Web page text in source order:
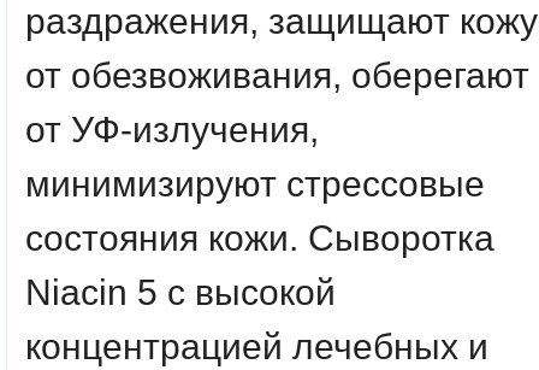
раздражения, защищают кожу
от обезвоживания, оберегают
от УФ-излучения,
минимизируют стрессовые
состояния кожи. Сыворотка
Niacin 5 с высокой
концентрацией лечебных и